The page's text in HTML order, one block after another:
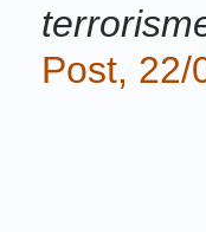
Post, 22/